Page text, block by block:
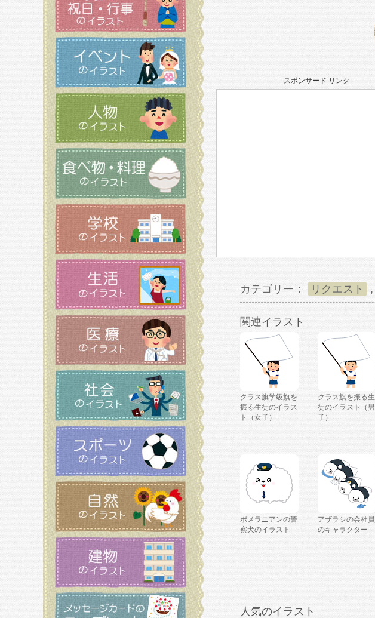
スポンサード リンク
カテゴリー： リクエスト ,
関連イラスト
クラス旗学級旗を
振る生徒のイラス
ト（女子）
クラス旗を振る生
徒のイラスト（男
子）
ポメラニアンの警
察犬のイラスト
アザラシの会社員
のキャラクター
人気のイラスト